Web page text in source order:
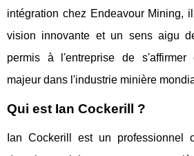
intégration chez Endeavour Mining,
vision innovante et un sens aigu
permis à l'entreprise de s'affirmer
majeur dans l'industrie minière
Qui est Ian Cockerill ?
Ian Cockerill est un professionnel